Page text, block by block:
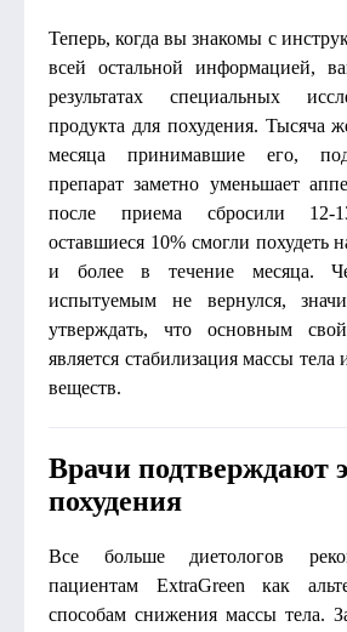
Теперь, когда вы знакомы с
всей остальной информацией,
результатах специальных
продукта для похудения. Тысяча
месяца принимавшие его,
препарат заметно уменьшает
после приема сбросили 12-
оставшиеся 10% смогли похудеть
и более в течение месяца.
испытуемым не вернулся,
утверждать, что основным
является стабилизация массы тела
веществ.
Врачи подтверждают
похудения
Все больше диетологов
пациентам ExtraGreen как
способам снижения массы тела.